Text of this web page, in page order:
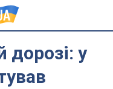
дорозі: у